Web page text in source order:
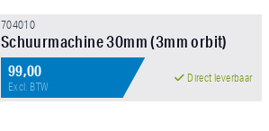
704010
Schuurmachine 30mm (3mm orbit)
99,00
Excl. BTW
Direct leverbaar